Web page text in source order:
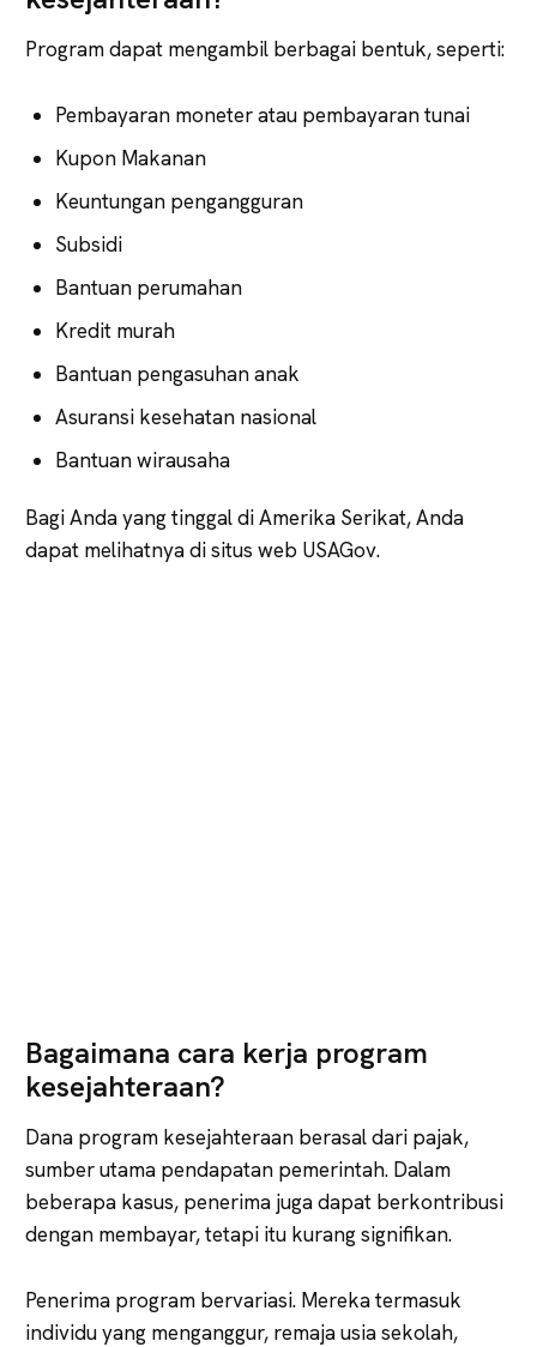
Program dapat mengambil berbagai bentuk, seperti:
Pembayaran moneter atau pembayaran tunai
Kupon Makanan
Keuntungan pengangguran
Subsidi
Bantuan perumahan
Kredit murah
Bantuan pengasuhan anak
Asuransi kesehatan nasional
Bantuan wirausaha
Bagi Anda yang tinggal di Amerika Serikat, Anda
dapat melihatnya di situs web USAGov.
Bagaimana cara kerja program
kesejahteraan?
Dana program kesejahteraan berasal dari pajak,
sumber utama pendapatan pemerintah. Dalam
beberapa kasus, penerima juga dapat berkontribusi
dengan membayar, tetapi itu kurang signifikan.
Penerima program bervariasi. Mereka termasuk
individu yang menganggur, remaja usia sekolah,